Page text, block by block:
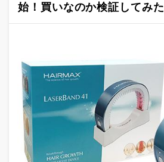
始！買いなのか検証してみた